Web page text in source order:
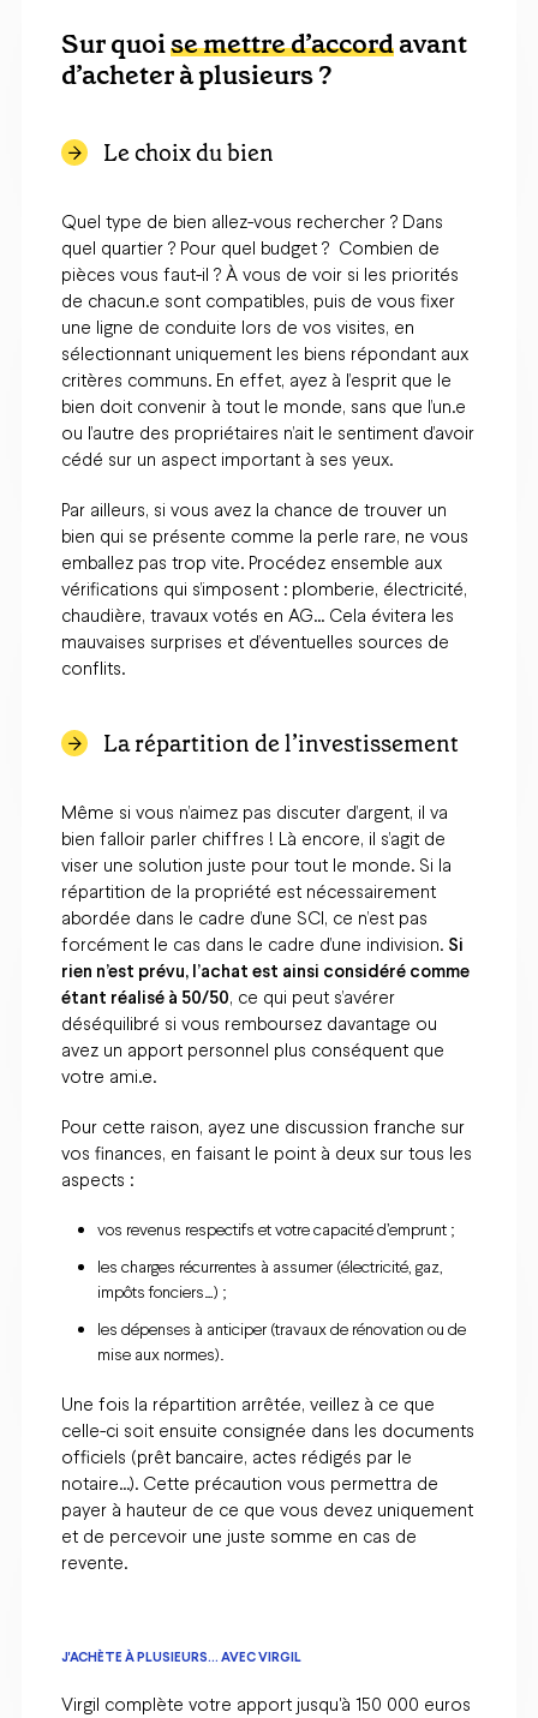
Sur quoise mettre d’accordavant
d’acheter à plusieurs ?
Le choix du bien
Quel type de bien allez-vous rechercher ? Dans
quel quartier ? Pour quel budget ? Combien de
pièces vous faut-il ? À vous de voir si les priorités
de chacun.e sont compatibles, puis de vous fixer
une ligne de conduite lors de vos visites, en
sélectionnant uniquement les biens répondant aux
critères communs. En effet, ayez à l’esprit que le
bien doit convenir à tout le monde, sans que l’un.e
ou l’autre des propriétaires n’ait le sentiment d’avoir
cédé sur un aspect important à ses yeux.
Par ailleurs, si vous avez la chance de trouver un
bien qui se présente comme la perle rare, ne vous
emballez pas trop vite. Procédez ensemble aux
vérifications qui s’imposent : plomberie, électricité,
chaudière, travaux votés en AG… Cela évitera les
mauvaises surprises et d’éventuelles sources de
conflits.
La répartition de l’investissement
Même si vous n’aimez pas discuter d’argent, il va
bien falloir parler chiffres ! Là encore, il s’agit de
viser une solution juste pour tout le monde. Si la
répartition de la propriété est nécessairement
abordée dans le cadre d’une SCI, ce n’est pas
forcément le cas dans le cadre d’une indivision. Si
rien n’est prévu, l’achat est ainsi considéré comme
étant réalisé à 50/50, ce qui peut s’avérer
déséquilibré si vous remboursez davantage ou
avez un apport personnel plus conséquent que
votre ami.e.
Pour cette raison, ayez une discussion franche sur
vos finances, en faisant le point à deux sur tous les
aspects :
vos revenus respectifs et votre capacité d’emprunt ;
les charges récurrentes à assumer (électricité, gaz,
impôts fonciers…) ;
les dépenses à anticiper (travaux de rénovation ou de
mise aux normes).
Une fois la répartition arrêtée, veillez à ce que
celle-ci soit ensuite consignée dans les documents
officiels (prêt bancaire, actes rédigés par le
notaire…). Cette précaution vous permettra de
payer à hauteur de ce que vous devez uniquement
et de percevoir une juste somme en cas de
revente.
J'ACHÈTE À PLUSIEURS... AVEC VIRGIL
Virgil complète votre apport jusqu'à 150 000 euros